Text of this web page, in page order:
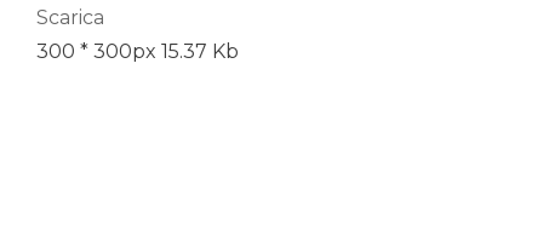
Scarica
300 * 300px 15.37 Kb